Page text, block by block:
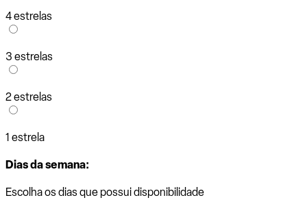
4 estrelas
3 estrelas
2 estrelas
1 estrela
Dias da semana:
Escolha os dias que possui disponibilidade